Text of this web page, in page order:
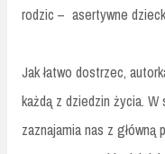
rodzic – asertywne
Jak łatwo dostrzec,
każdą z dziedzin życia. W
zaznajamia nas z